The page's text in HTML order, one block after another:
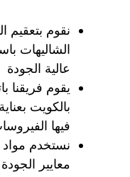
نقوم بتعقيم
الشاليهات
عالية الجودة
يقوم فريقنا
بالكويت
فيها
نستخدم مواد
معايير